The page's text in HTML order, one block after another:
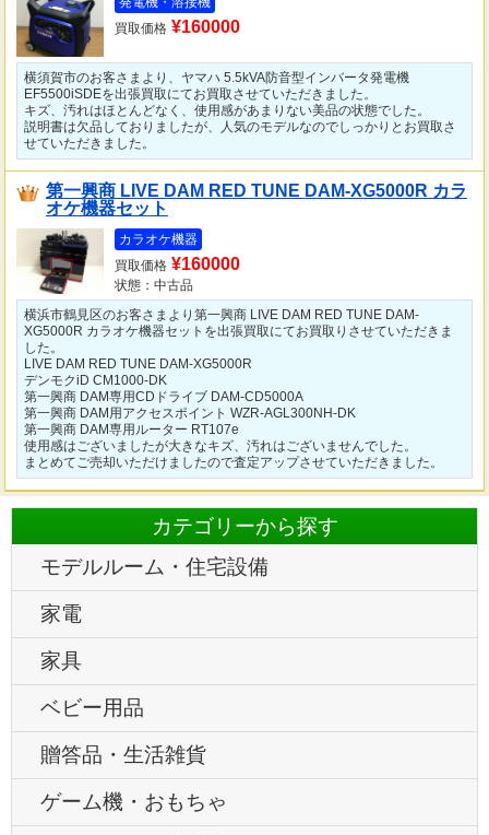
買取価格 ¥160000
横須賀市のお客さまより、ヤマハ 5.5kVA防音型インバータ発電機
EF5500iSDEを出張買取にてお買取させていただきました。
キズ、汚れはほとんどなく、使用感があまりない美品の状態でした。
説明書は欠品しておりましたが、人気のモデルなのでしっかりとお買取さ
せていただきました。
第一興商 LIVE DAM RED TUNE DAM-XG5000R カラ
オケ機器セット
カラオケ機器
買取価格 ¥160000
状態：中古品
横浜市鶴見区のお客さまより第一興商 LIVE DAM RED TUNE DAM-
XG5000R カラオケ機器セットを出張買取にてお買取りさせていただきま
した。
LIVE DAM RED TUNE DAM-XG5000R
デンモクiD CM1000-DK
第一興商 DAM専用CDドライブ DAM-CD5000A
第一興商 DAM用アクセスポイント WZR-AGL300NH-DK
第一興商 DAM専用ルーター RT107e
使用感はございましたが大きなキズ、汚れはございませんでした。
まとめてご売却いただけましたので査定アップさせていただきました。
カテゴリーから探す
モデルルーム・住宅設備
家電
家具
ベビー用品
贈答品・生活雑貨
ゲーム機・おもちゃ